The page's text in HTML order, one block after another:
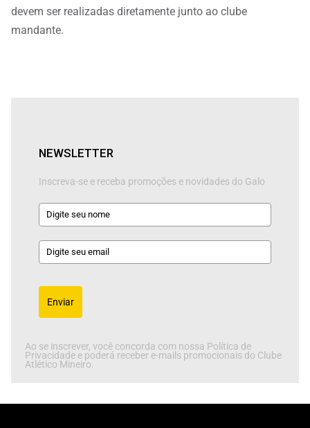
devem ser realizadas diretamente junto ao clube
mandante.
NEWSLETTER
Inscreva-se e receba promoções e novidades do Galo
Enviar
Ao se inscrever, você concorda com nossa Política de
Privacidade e poderá receber e-mails promocionais do Clube
Atlético Mineiro.